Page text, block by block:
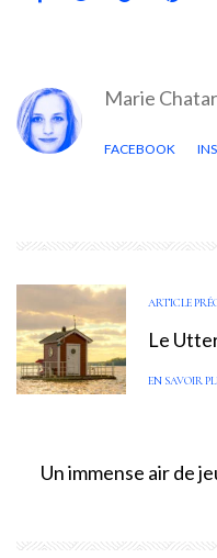
Marie
FACEBOOK
ARTICLE
Le
EN SAVOIR
Un immense air de